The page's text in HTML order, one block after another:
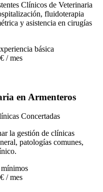
Clínicos de Veterinaria
fluidoterapia
y asistencia en cirugías
básica
/ mes
en Armenteros
Concertadas
la gestión de clínicas
patologías comunes,
mínimos
/ mes